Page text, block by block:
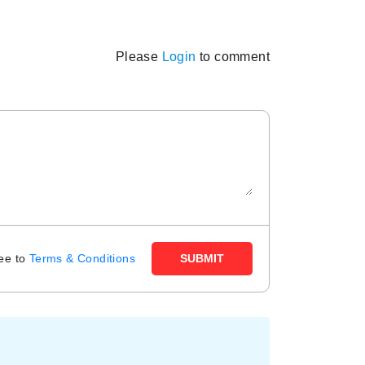
Please Login to comment
to Terms & Conditions SUBMIT